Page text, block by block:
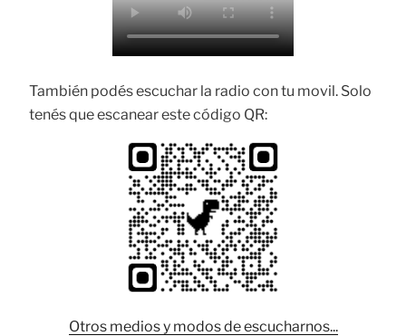
También podés escuchar la radio con tu movil. Solo
tenés que escanear este código QR:
Otros medios y modos de escucharnos...